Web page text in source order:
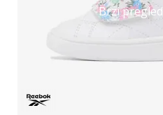
Brzi pregled